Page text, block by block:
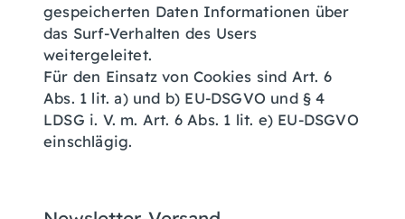
gespeicherten Daten Informationen über
das Surf-Verhalten des Users
weitergeleitet.
Für den Einsatz von Cookies sind Art. 6
Abs. 1 lit. a) und b) EU-DSGVO und § 4
LDSG i. V. m. Art. 6 Abs. 1 lit. e) EU-DSGVO
einschlägig.